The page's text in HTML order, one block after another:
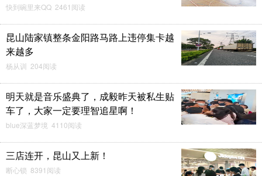
快到碗里来QQ 2461阅读
昆山陆家镇整条金阳路马路上违停集卡越
来越多
杨从训 204阅读
明天就是音乐盛典了，成毅昨天被私生贴
车了，大家一定要理智追星啊！
blue深蓝梦境 4110阅读
三店连开，昆山又上新！
断心锁 8391阅读